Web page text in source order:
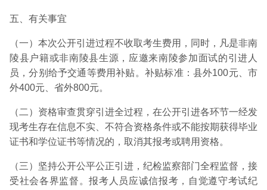
五、有关事宜
（一）本次公开引进过程不收取考生费用，同时，凡是非南
陵县户籍或非南陵县生源，应邀来南陵参加面试的引进人
员，分别给予交通等费用补贴。补贴标准：县外100元、市
外400元、省外800元。
（二）资格审查贯穿引进全过程，在公开引进各环节一经发
现考生存在信息不实、不符合资格条件或不能按期获得毕业
证书和学位证书等情况的，取消其报考或聘用资格。
（三）坚持公开公平公正引进，纪检监察部门全程监督，接
受社会各界监督。报考人员应诚信报考，自觉遵守考试纪